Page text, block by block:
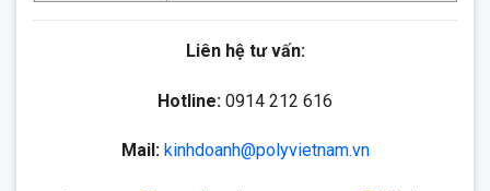
Liên hệ tư vấn:
Hotline: 0914 212 616
Mail: kinhdoanh@polyvietnam.vn